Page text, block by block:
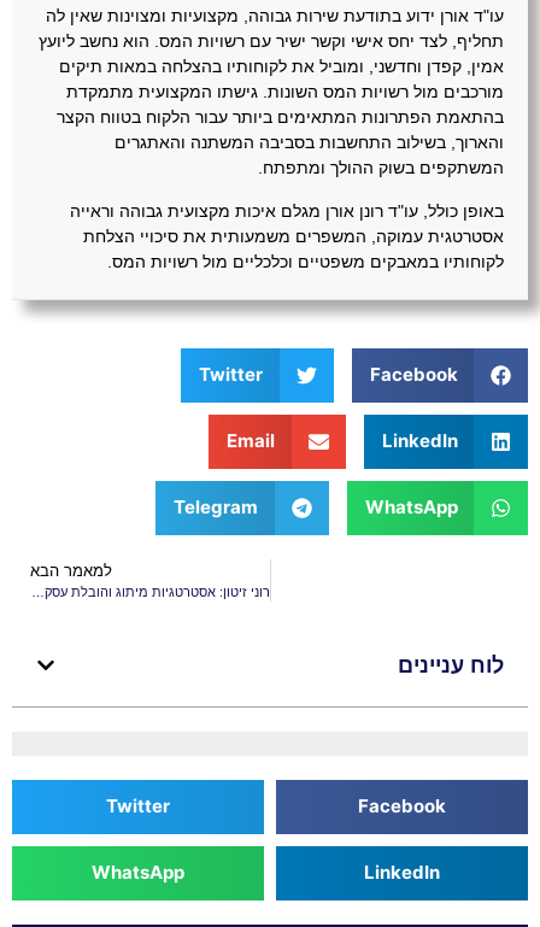
עו"ד אורן ידוע בתודעת שירות גבוהה, מקצועיות ומצוינות שאין לה
תחליף, לצד יחס אישי וקשר ישיר עם רשויות המס. הוא נחשב ליועץ
אמין, קפדן וחדשני, ומוביל את לקוחותיו בהצלחה במאות תיקים
מורכבים מול רשויות המס השונות. גישתו המקצועית מתמקדת
בהתאמת הפתרונות המתאימים ביותר עבור הלקוח בטווח הקצר
והארוך, בשילוב התחשבות בסביבה המשתנה והאתגרים
המשתקפים בשוק ההולך ומתפתח.
באופן כולל, עו"ד רונן אורן מגלם איכות מקצועית גבוהה וראייה
אסטרטגית עמוקה, המשפרים משמעותית את סיכויי הצלחת
לקוחותיו במאבקים משפטיים וכלכליים מול רשויות המס.
Facebook
Twitter
LinkedIn
Email
WhatsApp
Telegram
למאמר הבא
לוח עניינים
Facebook
Twitter
LinkedIn
WhatsApp